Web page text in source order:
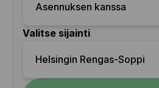
Asennuksen kanssa
Valitse sijainti
Helsingin Rengas-Soppi